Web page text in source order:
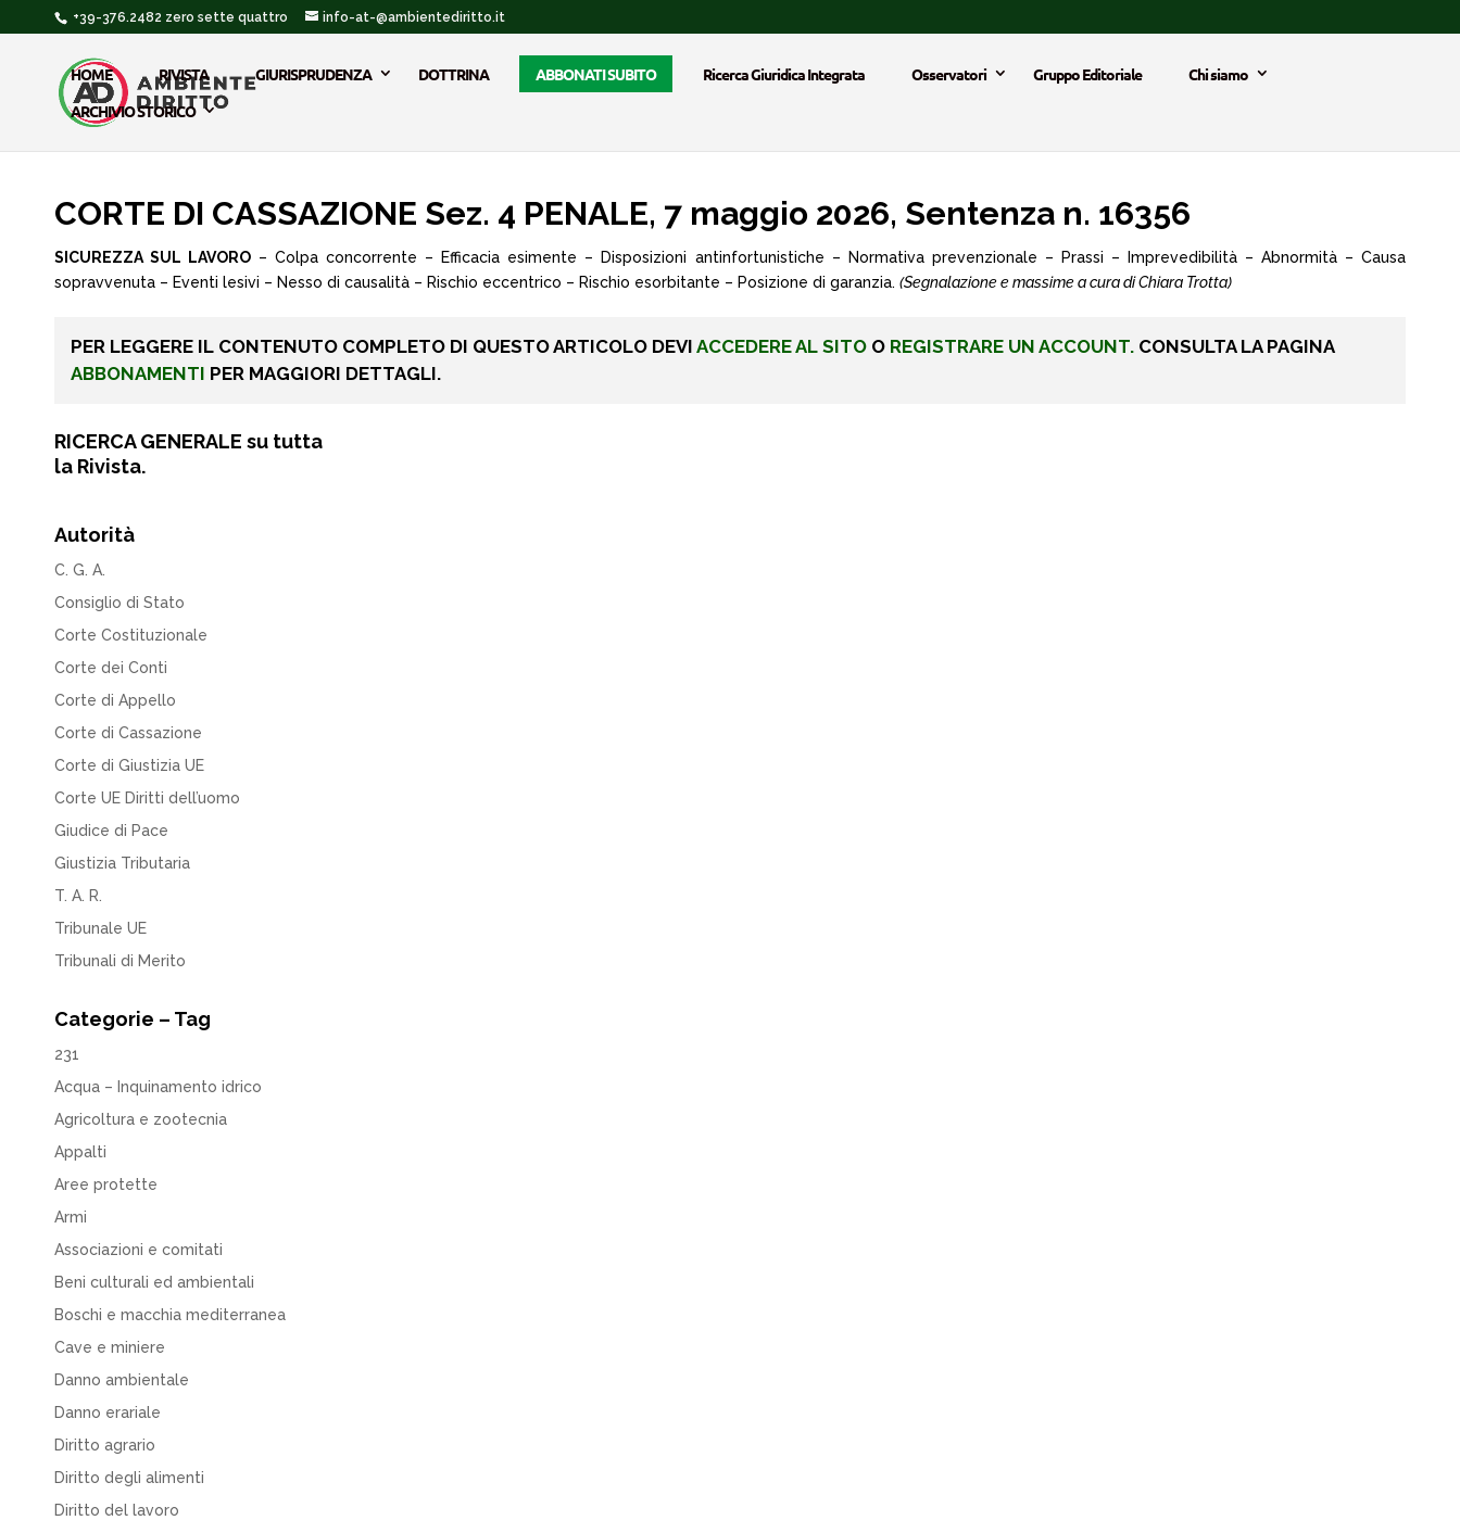
+39-376.2482 zero sette quattro info-at-@ambientediritto.it
HOME RIVISTA GIURISPRUDENZA DOTTRINA ABBONATI SUBITO Ricerca Giuridica Integrata Osservatori Gruppo Editoriale
Chi siamo
ARCHIVIO STORICO
CORTE DI CASSAZIONE Sez. 4 PENALE, 7 maggio 2026, Sentenza n. 16356
SICUREZZA SUL LAVORO – Colpa concorrente – Efficacia esimente – Disposizioni antinfortunistiche – Normativa prevenzionale – Prassi – Imprevedibilità – Abnormità – Causa
sopravvenuta – Eventi lesivi – Nesso di causalità – Rischio eccentrico – Rischio esorbitante – Posizione di garanzia. (Segnalazione e massime a cura di Chiara Trotta)
PER LEGGERE IL CONTENUTO COMPLETO DI QUESTO ARTICOLO DEVI ACCEDERE AL SITO O REGISTRARE UN ACCOUNT. CONSULTA LA PAGINA
ABBONAMENTI PER MAGGIORI DETTAGLI.
RICERCA GENERALE su tutta
la Rivista.
Autorità
C. G. A.
Consiglio di Stato
Corte Costituzionale
Corte dei Conti
Corte di Appello
Corte di Cassazione
Corte di Giustizia UE
Corte UE Diritti dell’uomo
Giudice di Pace
Giustizia Tributaria
T. A. R.
Tribunale UE
Tribunali di Merito
Categorie – Tag
231
Acqua – Inquinamento idrico
Agricoltura e zootecnia
Appalti
Aree protette
Armi
Associazioni e comitati
Beni culturali ed ambientali
Boschi e macchia mediterranea
Cave e miniere
Danno ambientale
Danno erariale
Diritto agrario
Diritto degli alimenti
Diritto del lavoro